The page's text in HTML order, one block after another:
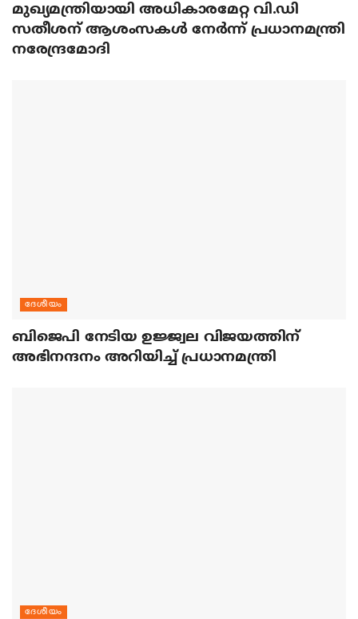
മുഖ്യമന്ത്രിയായി അധികാരമേറ്റ വി.ഡി
സതീശന് ആശംസകള്‍ നേര്‍ന്ന് പ്രധാനമന്ത്രി
നരേന്ദ്രമോദി
ദേശീയം
ബിജെപി നേടിയ ഉജ്ജ്വല വിജയത്തിന്
അഭിനന്ദനം അറിയിച്ച് പ്രധാനമന്ത്രി
ദേശീയം